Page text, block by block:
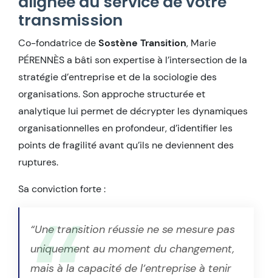
transmission
Co-fondatrice deSostène Transition, Marie
PÉRENNÈS a bâti son expertise à l’intersection de la
stratégie d’entreprise et de la sociologie des
organisations. Son approche structurée et
analytique lui permet de décrypter les dynamiques
organisationnelles en profondeur, d’identifier les
points de fragilité avant qu’ils ne deviennent des
ruptures.
Sa conviction forte :
“Une transition réussie ne se mesure pas
uniquement au moment du changement,
mais à la capacité de l’entreprise à tenir